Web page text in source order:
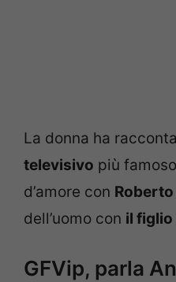
La donna ha
televisivo più
d’amore con Roberto
dell’uomo con il figlio
GFVip, parla